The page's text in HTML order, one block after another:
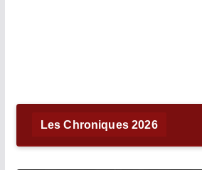
Les Chroniques 2026